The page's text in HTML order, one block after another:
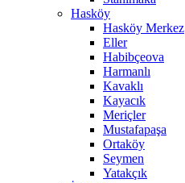
Hasköy
Hasköy Merkez
Eller
Habibçeova
Harmanlı
Kavaklı
Kayacık
Meriçler
Mustafapaşa
Ortaköy
Seymen
Yatakçık